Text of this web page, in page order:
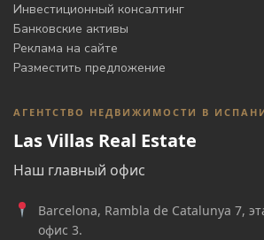
Инвестиционный консалтинг
Банковские активы
Реклама на сайте
Разместить предложение
АГЕНТСТВО НЕДВИЖИМОСТИ В
Las Villas Real Estate
Наш главный офис
Barcelona, Rambla de Catalunya 7,
офис 3.